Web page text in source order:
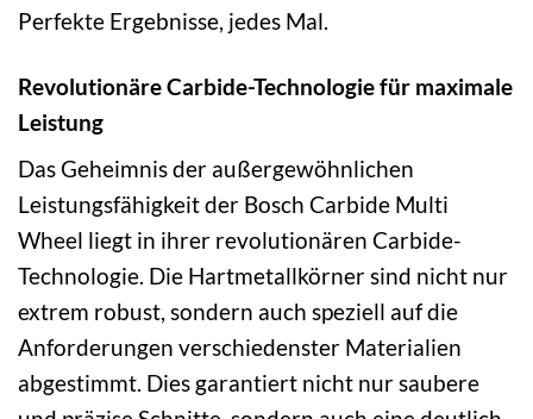
Perfekte Ergebnisse, jedes Mal.
Revolutionäre Carbide-Technologie für maximale
Leistung
Das Geheimnis der außergewöhnlichen
Leistungsfähigkeit der Bosch Carbide Multi
Wheel liegt in ihrer revolutionären Carbide-
Technologie. Die Hartmetallkörner sind nicht nur
extrem robust, sondern auch speziell auf die
Anforderungen verschiedenster Materialien
abgestimmt. Dies garantiert nicht nur saubere